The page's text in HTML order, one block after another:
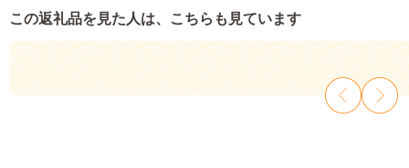
この返礼品を見た人は、こちらも見ています